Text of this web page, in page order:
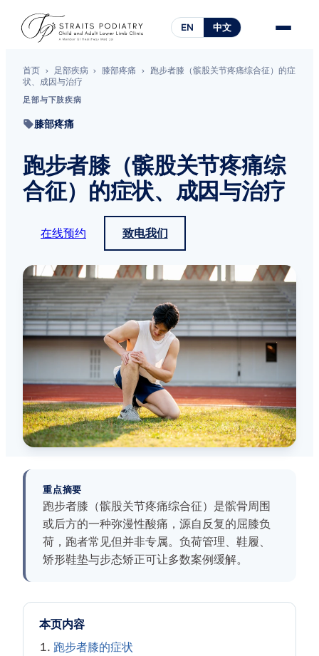
EN 中文
首页 › 足部疾病 › 膝部疼痛 ›
跑步者膝（髌股关节疼痛综合征）的症
状、成因与治疗
足部与下肢疾病
膝部疼痛
跑步者膝（髌股关节疼痛综
合征）的症状、成因与治疗
在线预约 致电我们
重点摘要
跑步者膝（髌股关节疼痛综合征）是髌骨周围
或后方的一种弥漫性酸痛，源自反复的屈膝负
荷，跑者常见但并非专属。负荷管理、鞋履、
矫形鞋垫与步态矫正可让多数案例缓解。
本页内容
跑步者膝的症状